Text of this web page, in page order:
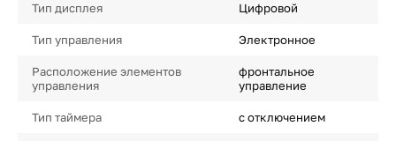
Тип дисплея Цифровой
Тип управления Электронное
Расположение элементов
управления
фронтальное
управление
Тип таймера с отключением